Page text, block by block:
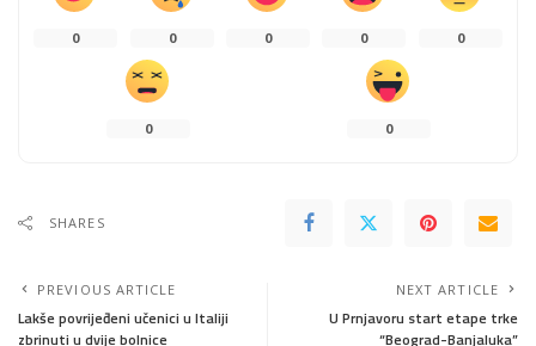
0 0 0 0 0
0 0
SHARES
PREVIOUS ARTICLE
Lakše povrijeđeni učenici u Italiji
zbrinuti u dvije bolnice
NEXT ARTICLE
U Prnjavoru start etape trke
“Beograd-Banjaluka”